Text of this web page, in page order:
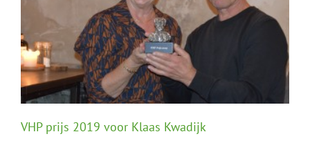
VHP prijs 2019 voor Klaas Kwadijk